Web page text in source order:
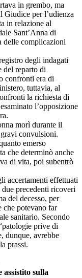
in grembo, ma
Giudice per l’udienza
in relazione al
Sant’Anna di
delle complicazioni
degli indagati
del reparto di
confronti era di
tuttavia, al
la richiesta di
l’opposizione
morì durante il
convulsioni.
emerso
che determinò anche
di vita, poi subentrò
accertamenti effettuati
precedenti ricoveri
del decesso, per
che potevano far
sanitario. Secondo
prive di
dunque, avrebbe
prassi.
assistito sulla